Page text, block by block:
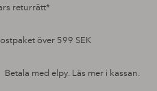
returrätt*
över 599 SEK
Betala med elpy. Läs mer i kassan.